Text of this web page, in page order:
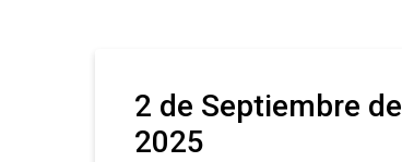
2 de Septiembre de
2025